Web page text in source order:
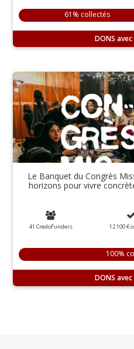
61% collectés
DONS
Le Banquet du Congrès
horizons pour vivre
41 CredoFunders 12 100 €
100%
DONS